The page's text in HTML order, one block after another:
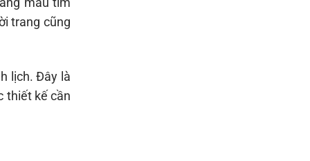
màu tím
trang cũng
lịch. Đây là
thiết kế cần